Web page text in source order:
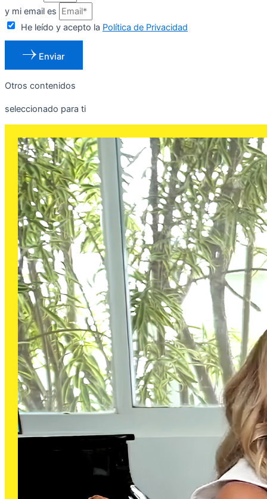
y mi email es
He leído y acepto la Política de Privacidad
Enviar
Otros contenidos
seleccionado para ti